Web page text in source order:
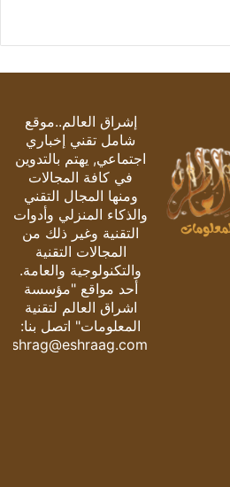
إشراق العالم..موقع
شامل تقني إخباري
اجتماعي, يهتم بالتدوين
في كافة المجالات
ومنها المجال التقني
والذكاء المنزلي وأدوات
التقنية وغير ذلك من
المجالات التقنية
والتكنولوجية والعامة.
أحد مواقع "مؤسسة
اشراق العالم لتقنية
المعلومات" اتصل بنا:
eshrag@eshraag.com